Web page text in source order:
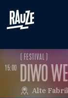
15:00
( FESTIVAL )
DIWO
Alte